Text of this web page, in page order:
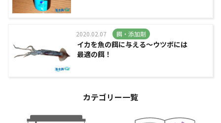
2020.02.07 餌・添加剤
イカを魚の餌に与える～ウツボには
最適の餌！
カテゴリー一覧